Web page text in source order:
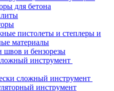
для бетона
пистолеты и степлеры и
материалы
швов и бензорезы
инструмент
сложный инструмент
инструмент